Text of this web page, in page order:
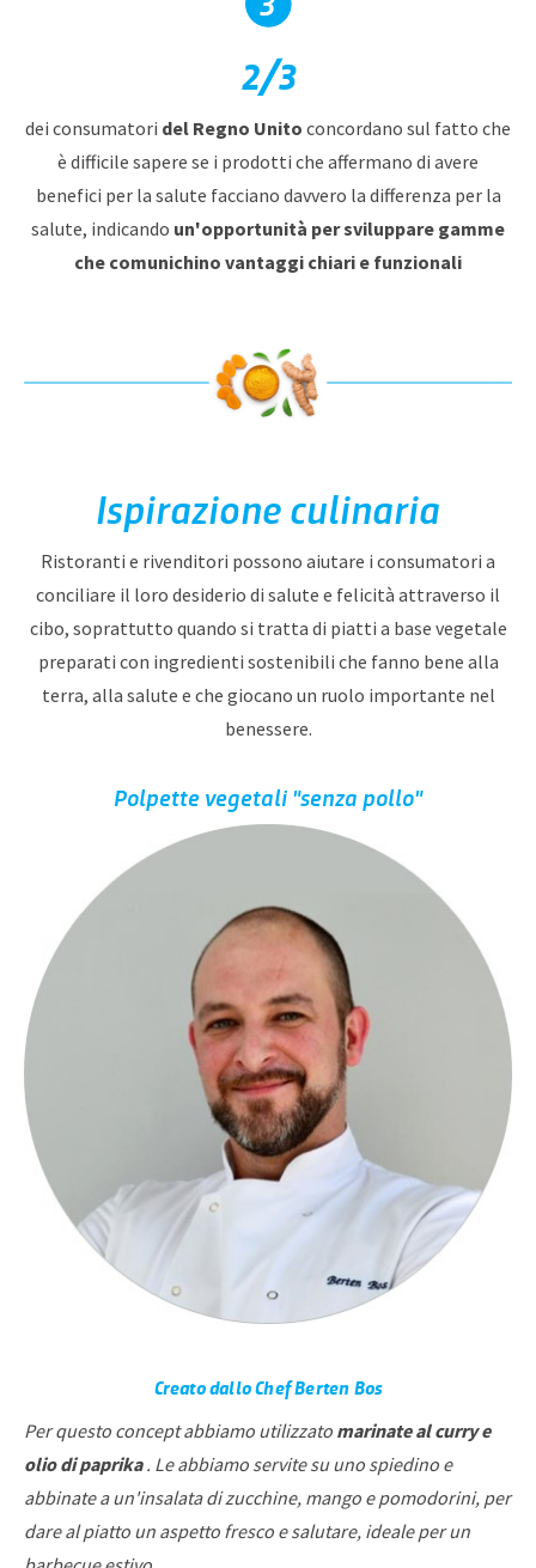
2/3
dei consumatori del Regno Unito concordano sul fatto che
è difficile sapere se i prodotti che affermano di avere
benefici per la salute facciano davvero la differenza per la
salute, indicando un'opportunità per sviluppare gamme
che comunichino vantaggi chiari e funzionali
Ispirazione culinaria
Ristoranti e rivenditori possono aiutare i consumatori a
conciliare il loro desiderio di salute e felicità attraverso il
cibo, soprattutto quando si tratta di piatti a base vegetale
preparati con ingredienti sostenibili che fanno bene alla
terra, alla salute e che giocano un ruolo importante nel
benessere.
Polpette vegetali "senza pollo"
Creato dallo Chef Berten Bos
Per questo concept abbiamo utilizzato marinate al curry e
olio di paprika . Le abbiamo servite su uno spiedino e
abbinate a un'insalata di zucchine, mango e pomodorini, per
dare al piatto un aspetto fresco e salutare, ideale per un